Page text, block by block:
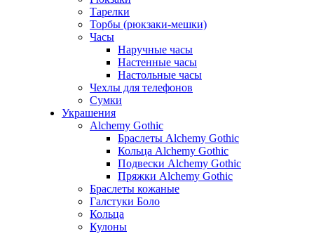
Тарелки
Торбы (рюкзаки-мешки)
Часы
Наручные часы
Настенные часы
Настольные часы
Чехлы для телефонов
Сумки
Украшения
Alchemy Gothic
Браслеты Alchemy Gothic
Кольца Alchemy Gothic
Подвески Alchemy Gothic
Пряжки Alchemy Gothic
Браслеты кожаные
Галстуки Боло
Кольца
Кулоны